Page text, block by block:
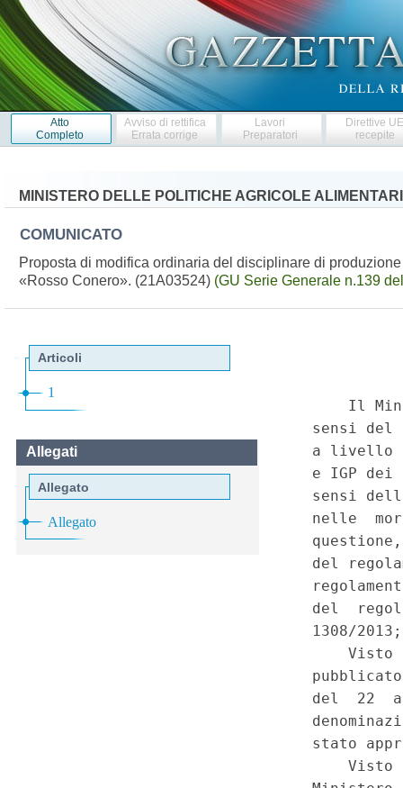
Atto
Completo
Avviso di rettifica
Errata corrige
Lavori
Preparatori
Direttive
recepite
MINISTERO DELLE POLITICHE AGRICOLE
COMUNICATO
Proposta di modifica ordinaria del disciplinare di
«Rosso Conero». (21A03524) (GU Serie Generale n.139